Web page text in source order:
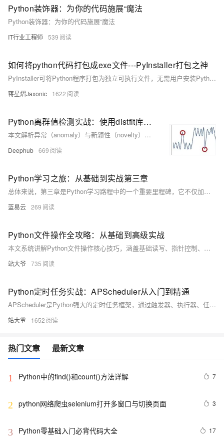
Python装饰器：为你的代码施展“魔法
Python装饰器：为你的代码施展“魔法
IT行业工程师 539
如何将python代码打包成exe文件---PyInstaller打包之神
PyInstaller可将Python程序打包为独立可执行文件，无需用户安装Python环境。它自动分析代码依赖，整合解释器、库及资源，支持一键生成exe，方便分发。使用pip安装后，通过简单命令即可完成打包，适合各类项目部署。
蒋星熠Jaxonic 1622
Python离群值检测实战：使用distfit库实现基于分布拟合的异常检测
本文解析异常（anomaly）与新颖性（novelty）检测的本质差异，结合distfit库演示基于概率密度拟合的单变量无监督异常检测方法，涵盖全局、上下文与集体离群值识别，助力构建高可解释性模型。
Deephub 669
Python学习之旅：从基础到实战第三章
总体来说，第三章是Python学习路程中的一个重要里程碑，它不仅加深了对基础概念的理解，还引入了更多高级特性，为后续的深入学习和实际应用打下坚实的基础。通过这一章的学习，读者应该能够更好地理解Python编程的核心概念，并准备好应对更复杂的编程挑战。
蓝易云 269
Python文件操作全攻略：从基础到高级实战
本文系统讲解Python文件操作核心技巧，涵盖基础读写、指针控制、异常处理及大文件分块处理等实战场景。结合日志分析、CSV清洗等案例，助你高效掌握文本与二进制文件处理，提升程序健壮性与开发效率。（238字）
站大爷 735
Python定时任务实战：APScheduler从入门到精通
APScheduler是Python强大的定时任务框架，通过触发器、执行器、任务存储和调度器四大组件，灵活实现各类周期性任务。支持内存、数据库、Redis等持久化存储，适用于Web集成、数据抓取、邮件发送等场景，解决传统sleep循环的诸多缺陷，助力构建稳定可靠的自动化系统。（238字）
站大爷 1652
热门文章 最新文章
1 Python中的find()和count()方法详解 7
2 python网络爬虫selenium打开多窗口与切换页面 3
3 Python零基础入门必背代码大全 17